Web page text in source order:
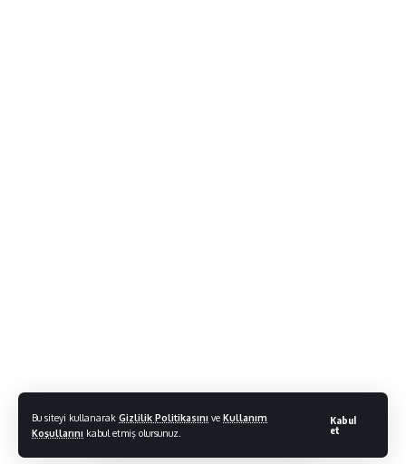
Bu siteyi kullanarak Gizlilik Politikasını ve Kullanım
Koşullarını kabul etmiş olursunuz.
Kabul
et